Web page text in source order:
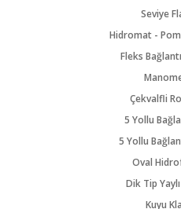
Seviye
Hidromat -
Fleks
Çekvalfli
5 Yollu
5 Yollu
Oval
Dik Tip
Kuyu